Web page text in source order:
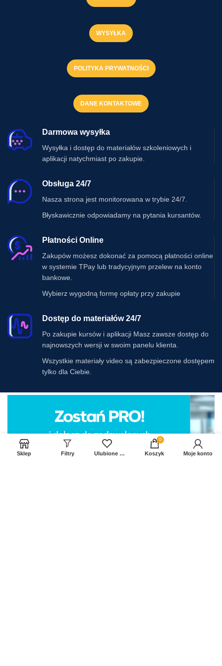
WYSYŁKA
POLITYKA PRYWATNOŚCI
DANE KONTAKTOWE
Darmowa wysyłka
Wysyłka i dostęp do materiałów szkoleniowych i
aplikacji natychmiast po zakupie.
Obsługa 24/7
Nasza strona jest monitorowana w trybie 24/7.
Błyskawicznie odpowiadamy na pytania kursantów.
Płatności Online
Zakupów możesz dokonać za pomocą płatności online
w systemie TPay lub tradycyjnym przelew na konto
bankowe.
Wybierz wygodną formę opłaty przy zakupie
Dostęp do materiałów 24/7
Po zakupie kursów i aplikacji Masz zawsze dostęp do
najnowszych wersji w swoim panelu klienta.
Wszystkie materiały video są zabezpieczone dostępem
tylko dla Ciebie.
Sklep Filtry Ulubione produkty
0
Koszyk Moje konto